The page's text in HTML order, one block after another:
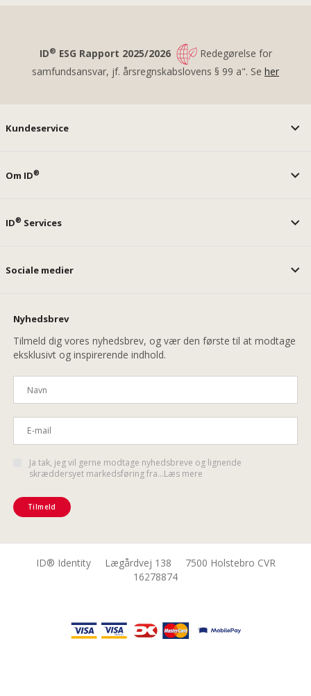
ID® ESG Rapport 2025/2026
Redegørelse for
samfundsansvar, jf. årsregnskabslovens § 99 a". Se her
Kundeservice
Om ID®
ID® Services
Sociale medier
Nyhedsbrev
Tilmeld dig vores nyhedsbrev, og vær den første til at modtage
eksklusivt og inspirerende indhold.
Ja tak, jeg vil gerne modtage nyhedsbreve og lignende
skræddersyet markedsføring fra...Læs mere
Tilmeld
ID® Identity Lægårdvej 138 7500 Holstebro CVR
16278874